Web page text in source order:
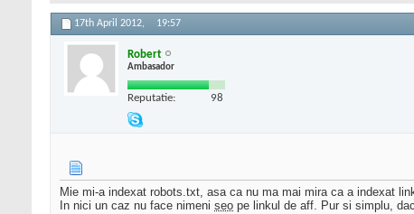
17th April 2012, 19:57
Robert
Ambasador
Reputatie: 98
Mie mi-a indexat robots.txt, asa ca nu ma mai mira ca a indexat
In nici un caz nu face nimeni seo pe linkul de aff. Pur si simplu,